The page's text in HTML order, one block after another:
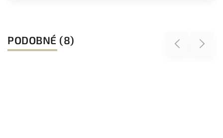
PODOBNÉ (8) Previous Next